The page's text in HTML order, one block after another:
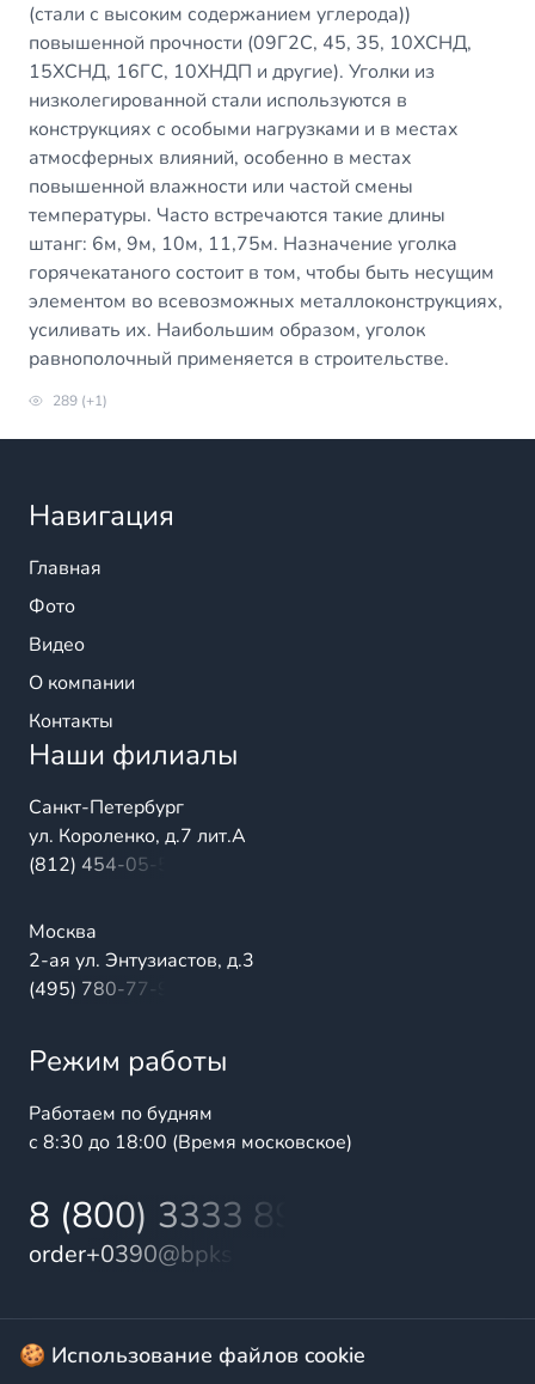
(стали с высоким содержанием углерода))
повышенной прочности (09Г2С, 45, 35, 10ХСНД,
15ХСНД, 16ГС, 10ХНДП и другие). Уголки из
низколегированной стали используются в
конструкциях с особыми нагрузками и в местах
атмосферных влияний, особенно в местах
повышенной влажности или частой смены
температуры. Часто встречаются такие длины
штанг: 6м, 9м, 10м, 11,75м. Назначение уголка
горячекатаного состоит в том, чтобы быть несущим
элементом во всевозможных металлоконструкциях,
усиливать их. Наибольшим образом, уголок
равнополочный применяется в строительстве.
289 (+1)
Навигация
Главная
Фото
Видео
О компании
Контакты
Наши филиалы
Санкт-Петербург
ул. Короленко, д.7 лит.А
(812) 454-05-54
Москва
2-ая ул. Энтузиастов, д.3
(495) 780-77-98
Режим работы
Работаем по будням
с 8:30 до 18:00 (Время московское)
8 (800) 3333 899
order+0390@bpks.ru
© 2025 БалтПромКомплект — комплексные поставки
высококачественной продукции промышленного и
🍪 Использование файлов cookie